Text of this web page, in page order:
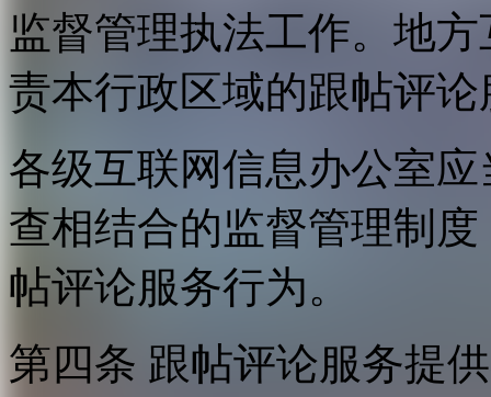
监督管理执法工作。地
责本行政区域的跟帖评
各级互联网信息办公室
查相结合的监督管理制
帖评论服务行为。
第四条 跟帖评论服务提